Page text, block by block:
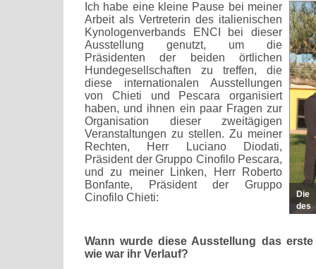
Die
des
der
Ich habe eine kleine Pause bei meiner
Arbeit als Vertreterin des italienischen
Kynologenverbands ENCI bei dieser
Ausstellung genutzt, um die
Präsidenten der beiden örtlichen
Hundegesellschaften zu treffen, die
diese internationalen Ausstellungen
von Chieti und Pescara organisiert
haben, und ihnen ein paar Fragen zur
Organisation dieser zweitägigen
Veranstaltungen zu stellen. Zu meiner
Rechten, Herr Luciano Diodati,
Präsident der Gruppo Cinofilo Pescara,
und zu meiner Linken, Herr Roberto
Bonfante, Präsident der Gruppo
Cinofilo Chieti:
Wann wurde diese Ausstellung das
wie war ihr Verlauf?